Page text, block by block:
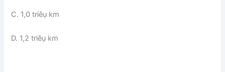
C. 1,0 triêụ km
D. 1,2 triêụ km